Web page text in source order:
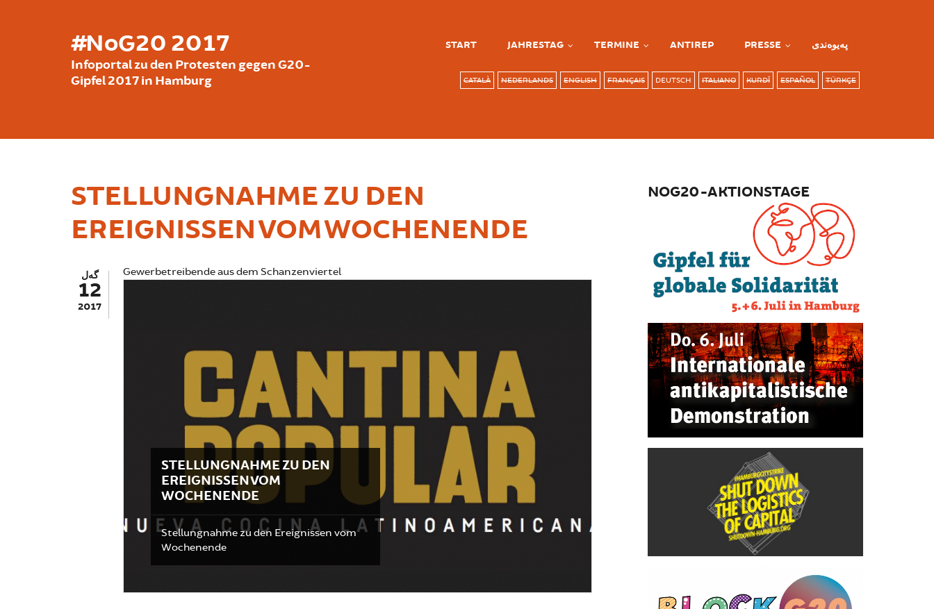
#NoG20 2017
Infoportal zu den Protesten gegen G20-
Gipfel 2017 in Hamburg
START JAHRESTAG TERMINE ANTIREP PRESSE پەیوەندی
CATALÀ NEDERLANDS ENGLISH FRANÇAIS DEUTSCH ITALIANO KURDÎ ESPAÑOL TÜRKÇE
STELLUNGNAHME ZU DEN
EREIGNISSEN VOM WOCHENENDE
گەل
12
2017
Gewerbetreibende aus dem Schanzenviertel
STELLUNGNAHME ZU DEN
EREIGNISSEN VOM
WOCHENENDE
Stellungnahme zu den Ereignissen vom
Wochenende
NOG20-AKTIONSTAGE